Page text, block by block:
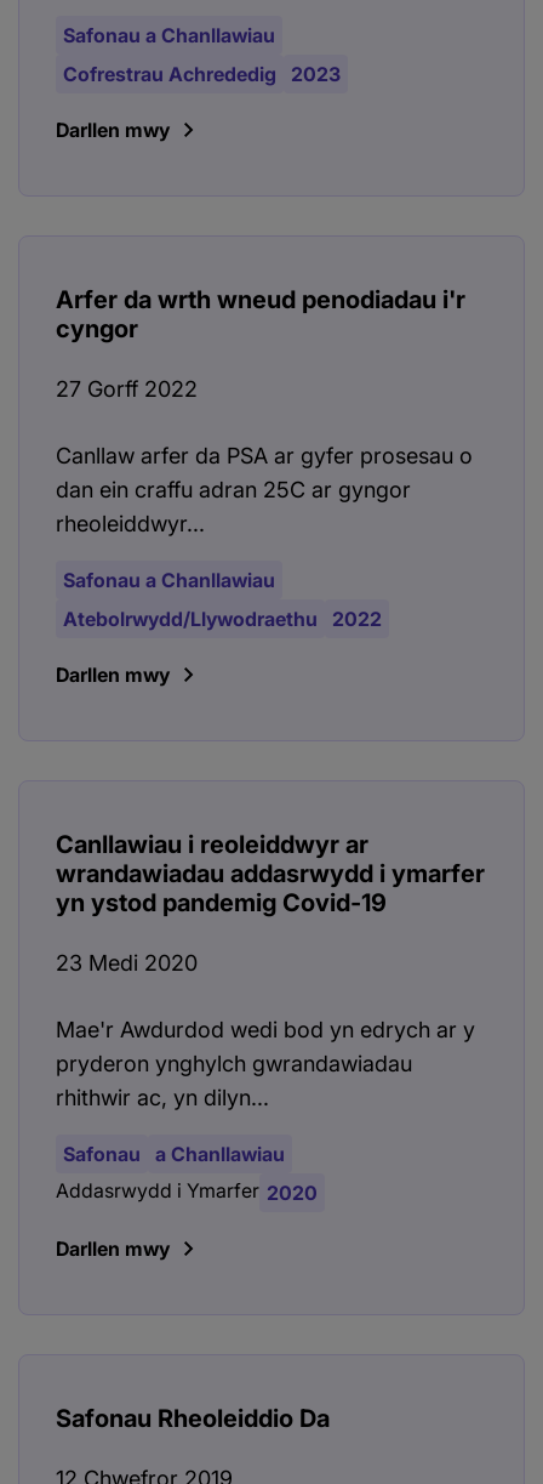
Safonau a Chanllawiau
Cofrestrau Achrededig
2023
Darllen mwy
Arfer da wrth wneud penodiadau i'r
cyngor
27 Gorff 2022
Canllaw arfer da PSA ar gyfer prosesau o
dan ein craffu adran 25C ar gyngor
rheoleiddwyr...
Safonau a Chanllawiau
Atebolrwydd/Llywodraethu
2022
Darllen mwy
Canllawiau i reoleiddwyr ar
wrandawiadau addasrwydd i ymarfer
yn ystod pandemig Covid-19
23 Medi 2020
Mae'r Awdurdod wedi bod yn edrych ar y
pryderon ynghylch gwrandawiadau
rhithwir ac, yn dilyn...
Safonau
a Chanllawiau
Addasrwydd i Ymarfer 2020
Darllen mwy
Safonau Rheoleiddio Da